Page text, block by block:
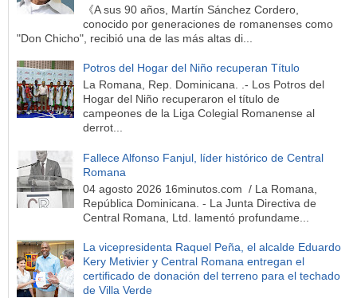
《A sus 90 años, Martín Sánchez Cordero,
conocido por generaciones de romanenses como
"Don Chicho", recibió una de las más altas di...
Potros del Hogar del Niño recuperan Título
La Romana, Rep. Dominicana. .- Los Potros del
Hogar del Niño recuperaron el título de
campeones de la Liga Colegial Romanense al
derrot...
Fallece Alfonso Fanjul, líder histórico de Central
Romana
04 agosto 2026 16minutos.com / La Romana,
República Dominicana. - La Junta Directiva de
Central Romana, Ltd. lamentó profundame...
La vicepresidenta Raquel Peña, el alcalde Eduardo
Kery Metivier y Central Romana entregan el
certificado de donación del terreno para el techado
de Villa Verde